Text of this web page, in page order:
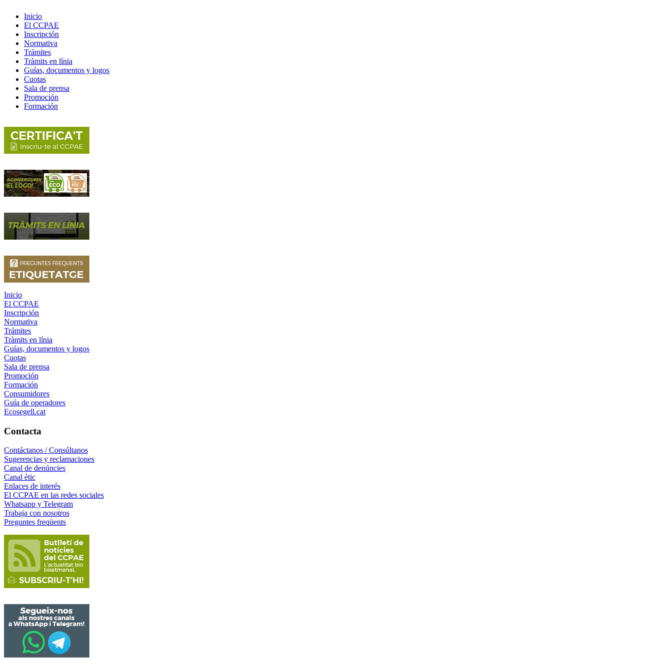
Inicio
El CCPAE
Inscripción
Normativa
Trámites
Tràmits en línia
Guías, documentos y logos
Cuotas
Sala de prensa
Promoción
Formación
Inicio
El CCPAE
Inscripción
Normativa
Trámites
Tràmits en línia
Guías, documentos y logos
Cuotas
Sala de prensa
Promoción
Formación
Consumidores
Guía de operadores
Ecosegell.cat
Contacta
Contáctanos / Consúltanos
Sugerencias y reclamaciones
Canal de denúncies
Canal ètic
Enlaces de interés
El CCPAE en las redes sociales
Whatsapp y Telegram
Trabaja con nosotros
Preguntes freqüents